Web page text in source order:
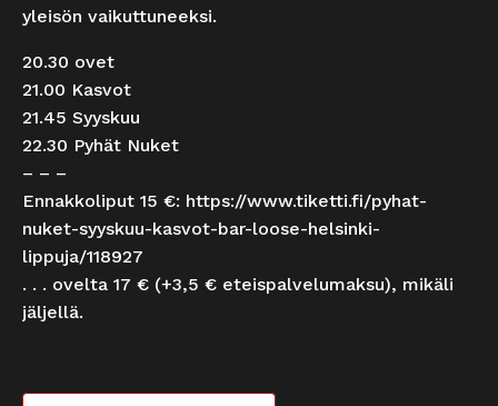
yleisön vaikuttuneeksi.
20.30 ovet
21.00 Kasvot
21.45 Syyskuu
22.30 Pyhät Nuket
– – –
Ennakkoliput 15 €: https://www.tiketti.fi/pyhat-
nuket-syyskuu-kasvot-bar-loose-helsinki-
lippuja/118927
. . . ovelta 17 € (+3,5 € eteispalvelumaksu), mikäli
jäljellä.